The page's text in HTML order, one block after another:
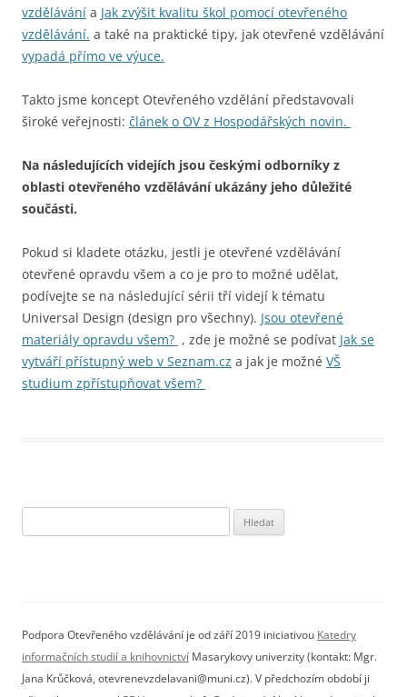
vzdělávání a Jak zvýšit kvalitu škol pomocí otevřeného
vzdělávání. a také na praktické tipy, jak otevřené vzdělávání
vypadá přímo ve výuce.
Takto jsme koncept Otevřeného vzdělání představovali
široké veřejnosti: článek o OV z Hospodářských novin.
Na následujících videjích jsou českými odborníky z
oblasti otevřeného vzdělávání ukázány jeho důležité
součásti.
Pokud si kladete otázku, jestli je otevřené vzdělávání
otevřené opravdu všem a co je pro to možné udělat,
podívejte se na následující sérii tří videjí k tématu
Universal Design (design pro všechny). Jsou otevřené
materiály opravdu všem? , zde je možné se podívat Jak se
vytváří přístupný web v Seznam.cz a jak je možné VŠ
studium zpřístupňovat všem?
Podpora Otevřeného vzdělávání je od září 2019 iniciativou Katedry
informačních studií a knihovnictví Masarykovy univerzity (kontakt: Mgr.
Jana Krůčková, otevrenevzdelavani@muni.cz). V předchozím období ji